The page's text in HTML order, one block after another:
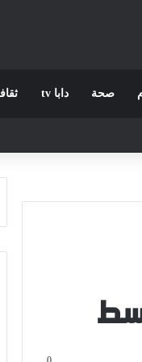
صحة دابا tv